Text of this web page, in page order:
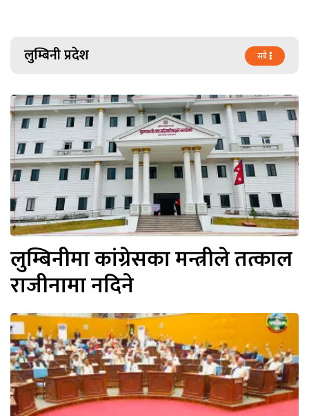
लुम्बिनी प्रदेश सबै
लुम्बिनीमा कांग्रेसका मन्त्रीले तत्काल
राजीनामा नदिने